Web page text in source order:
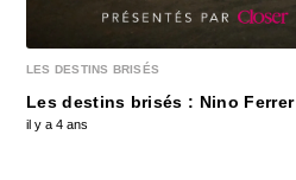
LES DESTINS BRISÉS
Les destins brisés : Nino Ferrer
il y a 4 ans